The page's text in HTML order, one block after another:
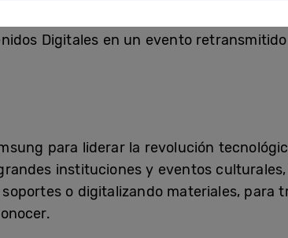
Feria del Libro, el
,
Digitales en un evento
para liderar la revolución
instituciones y eventos
o digitalizando materiales, para